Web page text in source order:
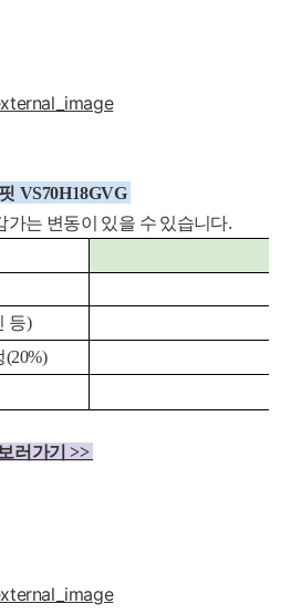
VS70H18GVG
가는 변동이 있을 수 있습니다.
등)
보러가기 >>